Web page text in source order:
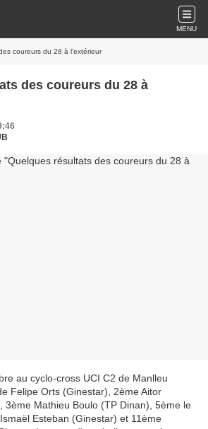
MENU
coureurs du 28 à l'extérieur
des coureurs du 28 à
au cyclo-cross UCI C2 de Manlleu
Felipe Orts (Ginestar), 2ème Aitor
3ème Mathieu Boulo (TP Dinan), 5ème le
Esteban (Ginestar) et 11ème